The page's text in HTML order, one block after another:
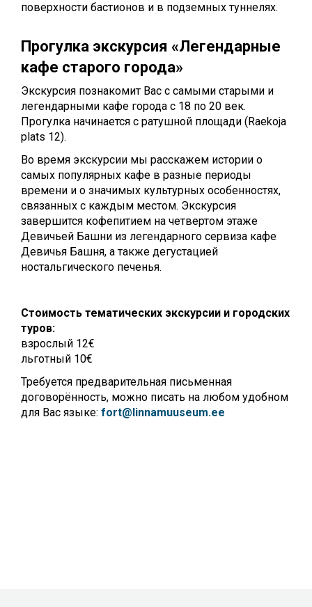
поверхности бастионов и в подземных туннелях.
Прогулка экскурсия «Легендарные
кафе старого города»
Экскурсия познакомит Вас с самыми старыми и
легендарными кафе городa с 18 по 20 век.
Прогулка начинается с ратушной площади (Raekoja
plats 12).
Во время экскурсии мы расскажем истории о
самых популярных кафе в разные периоды
времени и о значимых культурных особенностях,
связанных с каждым местом. Экскурсия
завершится кофепитием на четвертом этаже
Девичьей Башни из легендарного сервиза кафе
Девичья Башня, а также дегустацией
ностальгического печенья.
Стоимость тематических экскурсии и городских
туров:
взрослый 12€
льготный 10€
Требуется предварительная письменная
договорённость, можно писать на любом удобном
для Вас языке: fort@linnamuuseum.ee